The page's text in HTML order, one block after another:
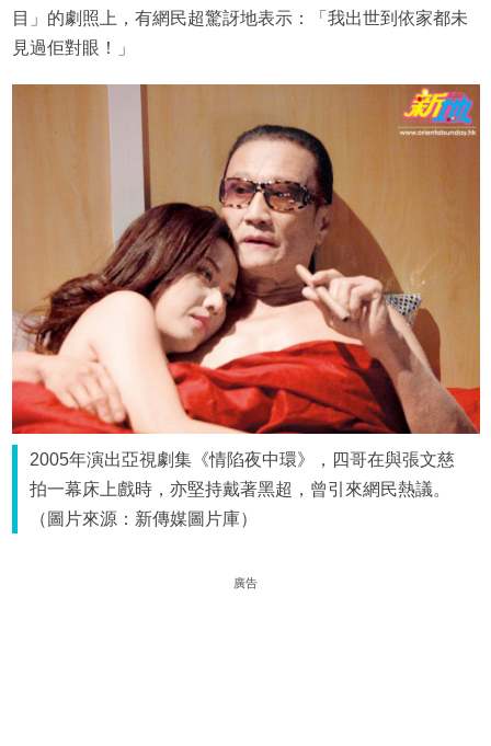
目」的劇照上，有網民超驚訝地表示：「我出世到依家都未
見過佢對眼！」
2005年演出亞視劇集《情陷夜中環》，四哥在與張文慈
拍一幕床上戲時，亦堅持戴著黑超，曾引來網民熱議。
（圖片來源：新傳媒圖片庫）
廣告